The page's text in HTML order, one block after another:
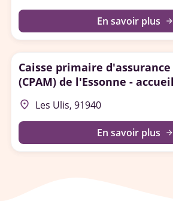
En savoir plus arrow_forward
Caisse primaire
(CPAM) de l'Essonne -
place Les Ulis, 91940
En savoir plus arrow_forward